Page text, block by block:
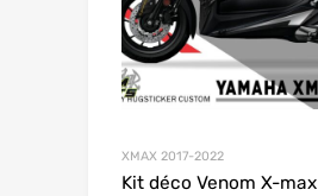
XMAX 2017-2022
Kit déco Venom X-max